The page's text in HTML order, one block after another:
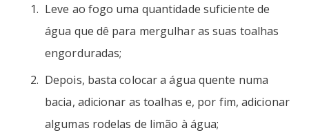
Leve ao fogo uma quantidade suficiente de
água que dê para mergulhar as suas toalhas
engorduradas;
Depois, basta colocar a água quente numa
bacia, adicionar as toalhas e, por fim, adicionar
algumas rodelas de limão à água;